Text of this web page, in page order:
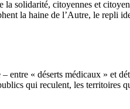
solidarité, citoyennes et
la haine de l’Autre, le repli
« déserts médicaux » et
qui reculent, les territoires